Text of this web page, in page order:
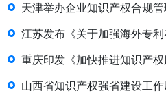
天津举办企业知识产权合规
江苏发布《关于加强海外专
重庆印发《加快推进知识产
山西省知识产权强省建设工